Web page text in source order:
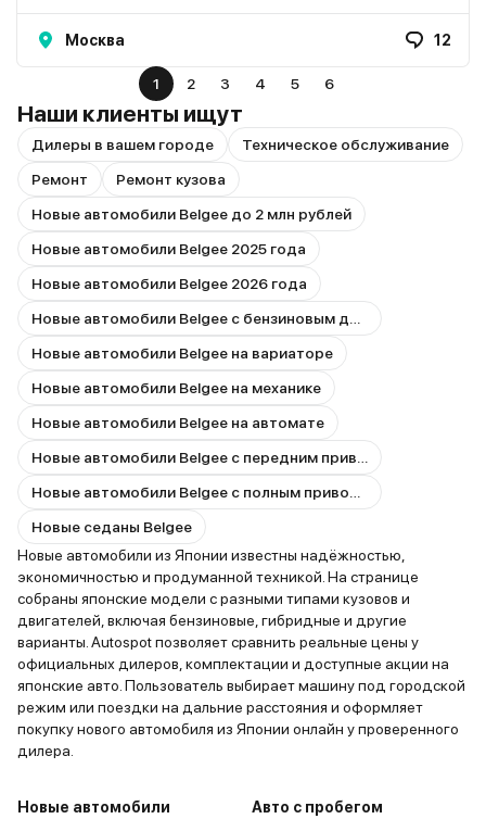
Москва 12
1 2 3 4 5 6
Наши клиенты ищут
Дилеры в вашем городе
Техническое обслуживание
Ремонт
Ремонт кузова
Новые автомобили Belgee до 2 млн рублей
Новые автомобили Belgee 2025 года
Новые автомобили Belgee 2026 года
Новые автомобили Belgee на вариаторе
Новые автомобили Belgee на механике
Новые автомобили Belgee на автомате
Новые седаны Belgee
Новые автомобили из Японии известны надёжностью,
экономичностью и продуманной техникой. На странице
собраны японские модели с разными типами кузовов и
двигателей, включая бензиновые, гибридные и другие
варианты. Autospot позволяет сравнить реальные цены у
официальных дилеров, комплектации и доступные акции на
японские авто. Пользователь выбирает машину под городской
режим или поездки на дальние расстояния и оформляет
покупку нового автомобиля из Японии онлайн у проверенного
дилера.
Новые автомобили
Авто с пробегом